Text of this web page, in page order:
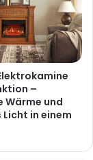
–
und
in einem